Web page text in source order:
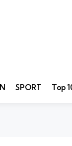
SPORT Top